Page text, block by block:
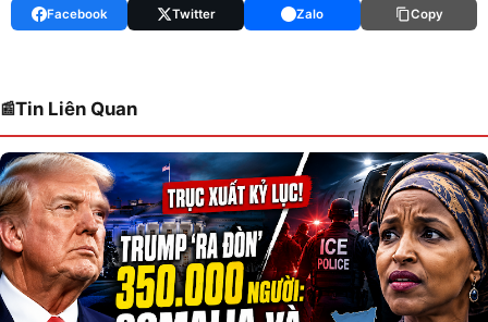
Facebook Twitter Zalo Copy
Tin Liên Quan